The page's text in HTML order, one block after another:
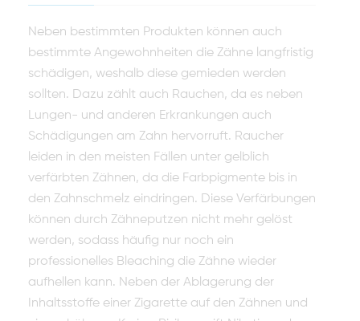
Neben bestimmten Produkten können auch
bestimmte Angewohnheiten die Zähne langfristig
schädigen, weshalb diese gemieden werden
sollten. Dazu zählt auch Rauchen, da es neben
Lungen- und anderen Erkrankungen auch
Schädigungen am Zahn hervorruft. Raucher
leiden in den meisten Fällen unter gelblich
verfärbten Zähnen, da die Farbpigmente bis in
den Zahnschmelz eindringen. Diese Verfärbungen
können durch Zähneputzen nicht mehr gelöst
werden, sodass häufig nur noch ein
professionelles Bleaching die Zähne wieder
aufhellen kann. Neben der Ablagerung der
Inhaltsstoffe einer Zigarette auf den Zähnen und